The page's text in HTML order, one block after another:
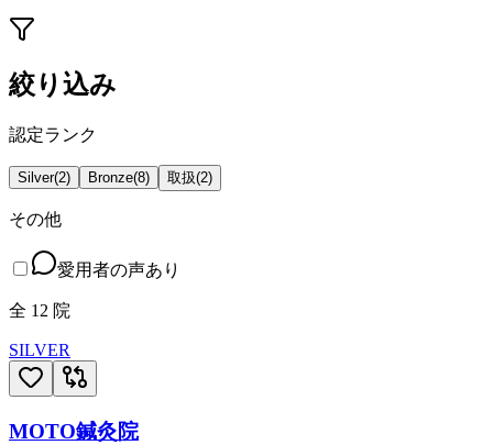
絞り込み
認定ランク
Silver(2) Bronze(8) 取扱(2)
その他
愛用者の声あり
全 12 院
SILVER
MOTO鍼灸院